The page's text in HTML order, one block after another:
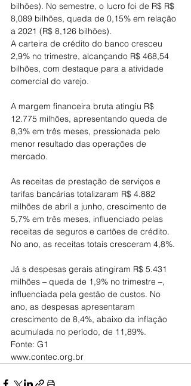
bilhões). No semestre, o lucro foi de R$ R$
8,089 bilhões, queda de 0,15% em relação
a 2021 (R$ 8,126 bilhões).
A carteira de crédito do banco cresceu
2,9% no trimestre, alcançando R$ 468,54
bilhões, com destaque para a atividade
comercial do varejo.
A margem financeira bruta atingiu R$
12.775 milhões, apresentando queda de
8,3% em três meses, pressionada pelo
menor resultado das operações de
mercado.
As receitas de prestação de serviços e
tarifas bancárias totalizaram R$ 4.882
milhões de abril a junho, crescimento de
5,7% em três meses, influenciado pelas
receitas de seguros e cartões de crédito.
No ano, as receitas totais cresceram 4,8%.
Já s despesas gerais atingiram R$ 5.431
milhões – queda de 1,9% no trimestre –,
influenciada pela gestão de custos. No
ano, as despesas apresentaram
crescimento de 8,4%, abaixo da inflação
acumulada no período, de 11,89%.
Fonte: G1
www.contec.org.br